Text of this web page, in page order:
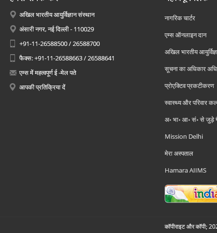
अखिल भारतीय आयुर्विज्ञान संस्थान
अंसारी नगर, नई दिल्ली - 110029
+91-11-26588500 / 26588700
फैक्स: +91-11-26588663 / 26588641
एम्स में महत्वपूर्ण ई -मेल पते
आपकी प्रतिक्रिया दें
नागरिक चार्टर
एम्स ऑनलाइन दान
अखिल भारतीय
सूचना का अधिकार
प्रोएक्टिव प्रकटीकरण
स्वास्थ्य और परिवार
अ॰ भा॰ आ॰ सं॰ से जुड़े
Mission Delhi
मेरा अस्पताल
Hamara AIIMS
कॉपीराइट और कॉपी;